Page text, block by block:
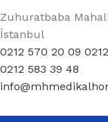
Zuhuratbaba
İstanbul
0212 570 20 09
0212 583 39 48